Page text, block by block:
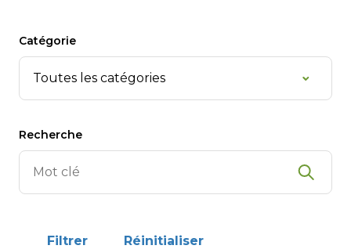
Catégorie
Recherche
Filtrer Réinitialiser